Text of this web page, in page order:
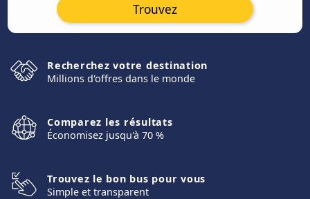
Trouvez
Recherchez votre destination
Millions d'offres dans le monde
Comparez les résultats
Économisez jusqu'à 70 %
Trouvez le bon bus pour vous
Simple et transparent